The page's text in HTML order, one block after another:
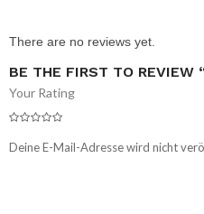
There are no reviews yet.
BE THE FIRST TO REVIEW
Deine E-Mail-Adresse wird nicht
Your Rating